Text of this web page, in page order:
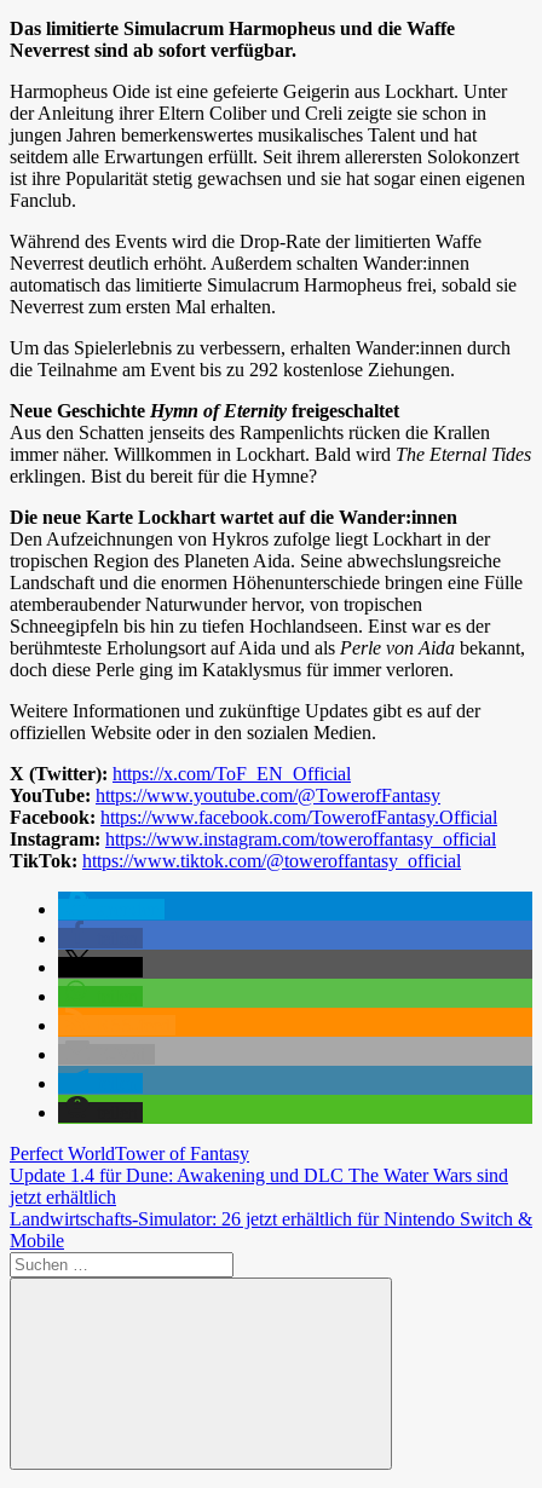
Das limitierte Simulacrum Harmopheus und die Waffe
Neverrest sind ab sofort verfügbar.
Harmopheus Oide ist eine gefeierte Geigerin aus Lockhart. Unter
der Anleitung ihrer Eltern Coliber und Creli zeigte sie schon in
jungen Jahren bemerkenswertes musikalisches Talent und hat
seitdem alle Erwartungen erfüllt. Seit ihrem allerersten Solokonzert
ist ihre Popularität stetig gewachsen und sie hat sogar einen eigenen
Fanclub.
Während des Events wird die Drop-Rate der limitierten Waffe
Neverrest deutlich erhöht. Außerdem schalten Wander:innen
automatisch das limitierte Simulacrum Harmopheus frei, sobald sie
Neverrest zum ersten Mal erhalten.
Um das Spielerlebnis zu verbessern, erhalten Wander:innen durch
die Teilnahme am Event bis zu 292 kostenlose Ziehungen.
Neue Geschichte Hymn of Eternity freigeschaltet
Aus den Schatten jenseits des Rampenlichts rücken die Krallen
immer näher. Willkommen in Lockhart. Bald wird The Eternal Tides
erklingen. Bist du bereit für die Hymne?
Die neue Karte Lockhart wartet auf die Wander:innen
Den Aufzeichnungen von Hykros zufolge liegt Lockhart in der
tropischen Region des Planeten Aida. Seine abwechslungsreiche
Landschaft und die enormen Höhenunterschiede bringen eine Fülle
atemberaubender Naturwunder hervor, von tropischen
Schneegipfeln bis hin zu tiefen Hochlandseen. Einst war es der
berühmteste Erholungsort auf Aida und als Perle von Aida bekannt,
doch diese Perle ging im Kataklysmus für immer verloren.
Weitere Informationen und zukünftige Updates gibt es auf der
offiziellen Website oder in den sozialen Medien.
X (Twitter): https://x.com/ToF_EN_Official
YouTube: https://www.youtube.com/@TowerofFantasy
Facebook: https://www.facebook.com/TowerofFantasy.Official
Instagram: https://www.instagram.com/toweroffantasy_official
TikTok: https://www.tiktok.com/@toweroffantasy_official
Perfect WorldTower of Fantasy
Beitragsnavigation
Vorheriger
Beitrag:
Update 1.4 für Dune: Awakening und DLC The Water Wars sind
jetzt erhältlich
Nächster
Beitrag:
Landwirtschafts-Simulator: 26 jetzt erhältlich für Nintendo Switch &
Mobile
Suchen
nach:
Suchen